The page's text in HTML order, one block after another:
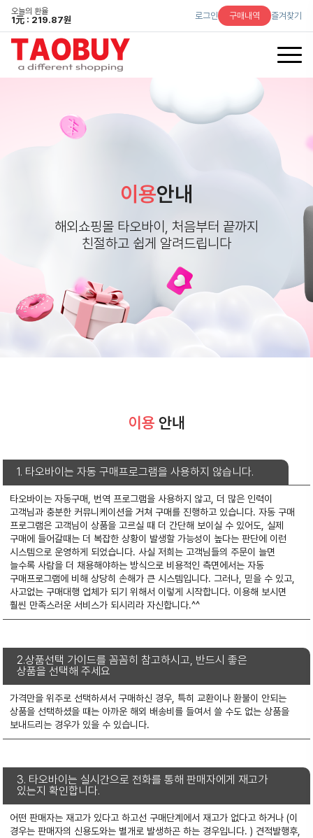
오늘의 환율
1元 : 219.87원 로그인 구매내역 즐겨찾기
이용안내
해외쇼핑몰 타오바이, 처음부터 끝까지
친절하고 쉽게 알려드립니다
이용 안내
1. 타오바이는 자동 구매프로그램을 사용하지 않습니다.
타오바이는 자동구매, 번역 프로그램을 사용하지 않고, 더 많은 인력이
고객님과 충분한 커뮤니케이션을 거쳐 구매를 진행하고 있습니다. 자동 구매
프로그램은 고객님이 상품을 고르실 때 더 간단해 보이실 수 있어도, 실제
구매에 들어갈때는 더 복잡한 상황이 발생할 가능성이 높다는 판단에 이런
시스템으로 운영하게 되었습니다. 사실 저희는 고객님들의 주문이 늘면
늘수록 사람을 더 채용해야하는 방식으로 비용적인 측면에서는 자동
구매프로그램에 비해 상당히 손해가 큰 시스템입니다. 그러나, 믿을 수 있고,
사고없는 구매대행 업체가 되기 위해서 이렇게 시작합니다. 이용해 보시면
훨씬 만족스러운 서비스가 되시리라 자신합니다.^^
2.상품선택 가이드를 꼼꼼히 참고하시고, 반드시 좋은
상품을 선택해 주세요
가격만을 위주로 선택하셔서 구매하신 경우, 특히 교환이나 환불이 안되는
상품을 선택하셨을 때는 아까운 해외 배송비를 들여서 쓸 수도 없는 상품을
보내드리는 경우가 있을 수 있습니다.
3. 타오바이는 실시간으로 전화를 통해 판매자에게 재고가
있는지 확인합니다.
어떤 판매자는 재고가 있다고 하고선 구매단계에서 재고가 없다고 하거나 (이
경우는 판매자의 신용도와는 별개로 발생하곤 하는 경우입니다. ) 견적발행후,